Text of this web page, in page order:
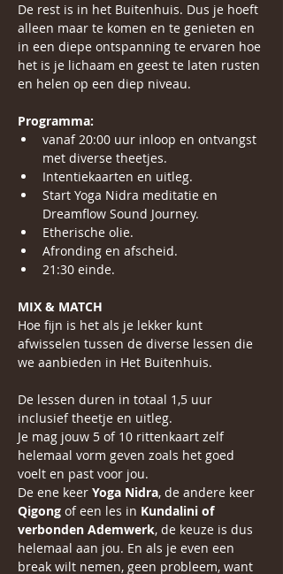
De rest is in het Buitenhuis. Dus je hoeft
alleen maar te komen en te genieten en
in een diepe ontspanning te ervaren hoe
het is je lichaam en geest te laten rusten
en helen op een diep niveau.
Programma:
vanaf 20:00 uur inloop en ontvangst
met diverse theetjes.
Intentiekaarten en uitleg.
Start Yoga Nidra meditatie en
Dreamflow Sound Journey.
Etherische olie.
Afronding en afscheid.
21:30 einde.
MIX & MATCH
Hoe fijn is het als je lekker kunt
afwisselen tussen de diverse lessen die
we aanbieden in Het Buitenhuis.
De lessen duren in totaal 1,5 uur
inclusief theetje en uitleg.
Je mag jouw 5 of 10 rittenkaart zelf
helemaal vorm geven zoals het goed
voelt en past voor jou.
De ene keer Yoga Nidra, de andere keer
Qigong of een les in Kundalini of
verbonden Ademwerk, de keuze is dus
helemaal aan jou. En als je even een
break wilt nemen, geen probleem, want